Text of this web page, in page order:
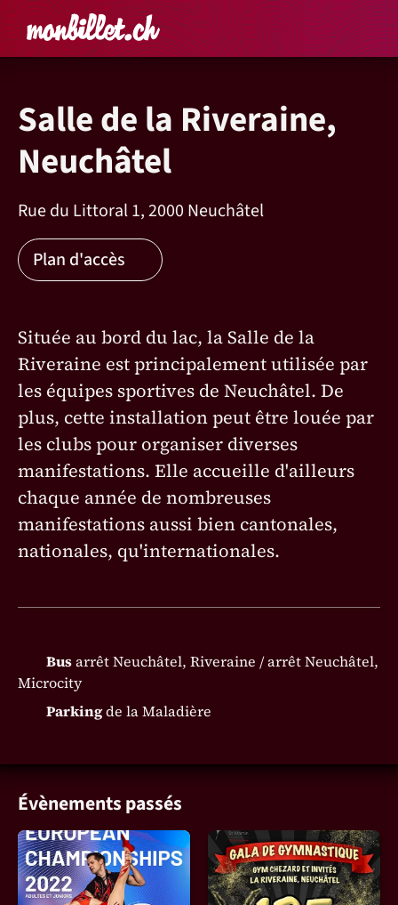
Accueil Rechercher un
Panier
Salle de la Riveraine,
Neuchâtel
Rue du Littoral 1, 2000 Neuchâtel
Plan d'accès
Située au bord du lac, la Salle de la
Riveraine est principalement utilisée par
les équipes sportives de Neuchâtel. De
plus, cette installation peut être louée par
les clu­bs pour organiser diverses
manifestations. Elle accueille d'ailleurs
chaque année de nombreuses
manifestations aussi bien cantonales,
nationales, qu'internationales.
Busarrêt Neuchâtel, Riveraine / arrêt Neuchâtel,
Microcity
Parkingde la Maladière
Évènements passés